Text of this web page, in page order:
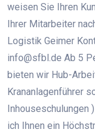
weisen Sie Ihren
Ihrer Mitarbeiter
Logistik Geimer
info@sfbl.de Ab 5
bieten wir Hub-
Krananlagenführer
Inhouseschulungen
ich Ihnen ein